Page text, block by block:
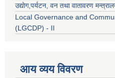
उद्याेग,पर्यटन, वन तथा वातावरण
Local Governance and
(LGCDP) - II
आय व्यय विवरण